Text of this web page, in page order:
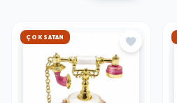
ÇOK SATAN